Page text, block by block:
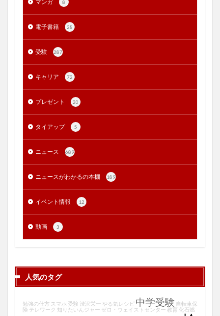
マンガ 8
電子書籍 28
受験 287
キャリア 72
プレゼント 20
タイアップ 5
ニュース 689
ニュースがわかるの本棚 189
イベント情報 12
動画 3
人気のタグ
勉強の仕方 スマホ 受験 渋沢栄一 やる気レシピ 中学受験 自転車保
険 テレワーク 知りたいんジャー ゼロ・ウェイストセンター 教育 化石燃